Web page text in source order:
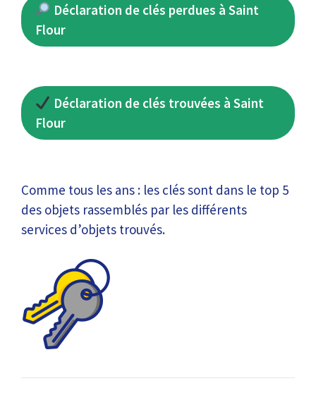
Déclaration de clés perdues à Saint
Flour
Déclaration de clés trouvées à Saint
Flour
Comme tous les ans : les clés sont dans le top 5
des objets rassemblés par les différents
services d’objets trouvés.